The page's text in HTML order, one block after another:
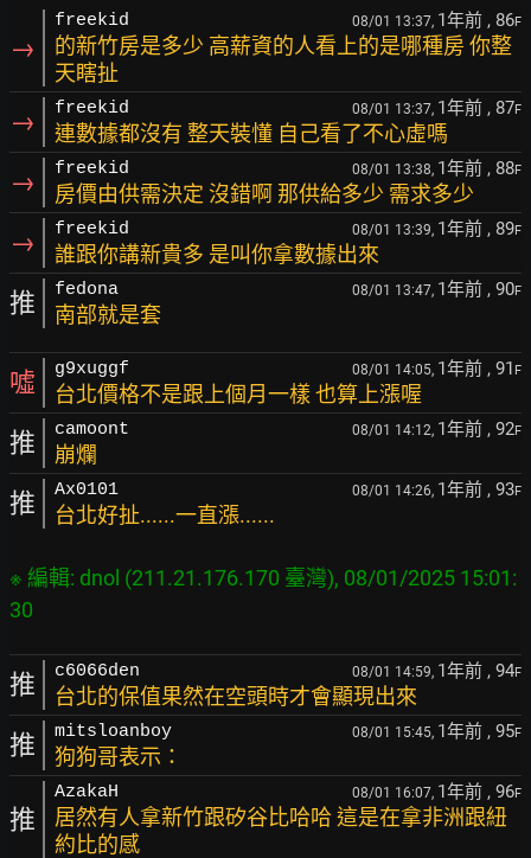
→
freekid 08/01 13:37, 1年前 , 86F
的新竹房是多少 高薪資的人看上的是哪種房 你整
天瞎扯
→ freekid 08/01 13:37, 1年前 , 87F
連數據都沒有 整天裝懂 自己看了不心虛嗎
→ freekid 08/01 13:38, 1年前 , 88F
房價由供需決定 沒錯啊 那供給多少 需求多少
→ freekid 08/01 13:39, 1年前 , 89F
誰跟你講新貴多 是叫你拿數據出來
推 fedona 08/01 13:47, 1年前 , 90F
南部就是套
噓 g9xuggf 08/01 14:05, 1年前 , 91 F
台北價格不是跟上個月一樣 也算上漲喔
推 camoont 08/01 14:12, 1年前 , 92F
崩爛
推 Ax0101 08/01 14:26, 1年前 , 93F
台北好扯......一直漲......
※ 編輯: dnol (211.21.176.170 臺灣), 08/01/2025 15:01:
推 c6066den 08/01 14:59, 1年前 , 94F
台北的保值果然在空頭時才會顯現出來
推 mitsloanboy 08/01 15:45, 1年前 , 95F
狗狗哥表示：
推
AzakaH 08/01 16:07, 1年前 , 96F
居然有人拿新竹跟矽谷比哈哈 這是在拿非洲跟紐
約比的感